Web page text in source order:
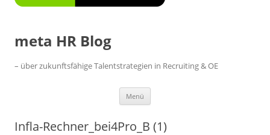
meta HR Blog
– über zukunftsfähige Talentstrategien in Recruiting & OE
Menü
Infla-Rechner_bei4Pro_B (1)